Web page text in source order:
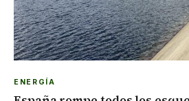
ENERGÍA